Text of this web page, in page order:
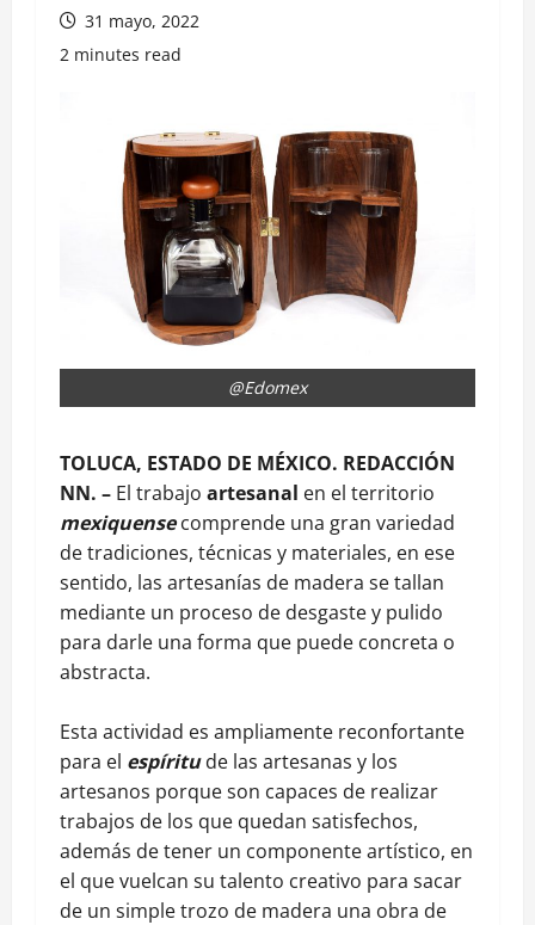
31 mayo, 2022
2 minutes read
@Edomex
TOLUCA, ESTADO DE MÉXICO. REDACCIÓN
NN. – El trabajo artesanal en el territorio
mexiquensecomprende una gran variedad
de tradiciones, técnicas y materiales, en ese
sentido, las artesanías de madera se tallan
mediante un proceso de desgaste y pulido
para darle una forma que puede concreta o
abstracta.
Esta actividad es ampliamente reconfortante
para el espíritu de las artesanas y los
artesanos porque son capaces de realizar
trabajos de los que quedan satisfechos,
además de tener un componente artístico, en
el que vuelcan su talento creativo para sacar
de un simple trozo de madera una obra de